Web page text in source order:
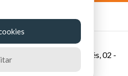
- Fundação de Ciência,
- Rua dos Tremembés, 02 -